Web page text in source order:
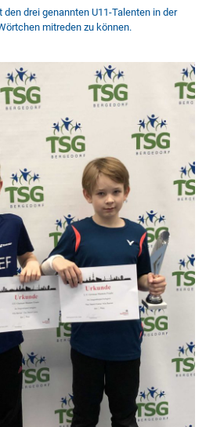
den drei genannten U11-Talenten in der
mitreden zu können.